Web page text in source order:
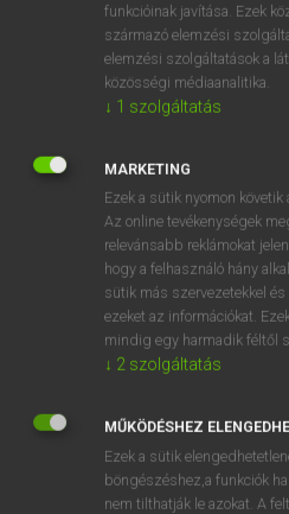
SZOTAR.NET
MICROSOFT
BEÉPÜLŐ
ONLINE
EGYÉNI
OKTATÁSI
funkcióinak javítása. Ezek
származó elemzési
elemzési szolgáltatások a
közösségi médiaanalitika.
↓ 1 szolgáltatás
MARKETING
Ezek a sütik nyomon követik
Az online tevékenységek
relevánsabb reklámokat
hogy a felhasználó hány
sütik más szervezetekkel
ezeket az információkat.
mindig egy harmadik féltől
↓ 2 szolgáltatás
MŰKÖDÉSHEZ
Ezek a sütik
böngészéshez,a funkciók
nem tilthatják le azokat. A